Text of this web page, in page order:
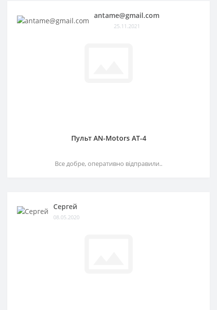
antame@gmail.com
25.11.2021
Пульт AN-Motors AT-4
Все добре, оперативно відправили..
Сергей
08.05.2020